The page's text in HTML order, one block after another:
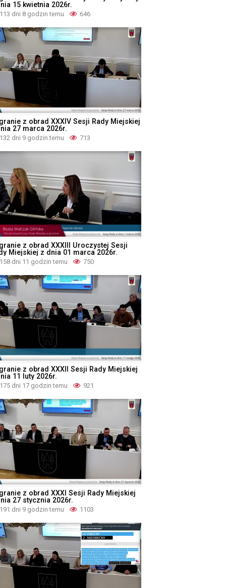
15 kwietnia 2026r.
113 dni 8 godzin temu 646
z obrad XXXIV Sesji Rady Miejskiej
27 marca 2026r.
132 dni 9 godzin temu 713
z obrad XXXIII Uroczystej Sesji
Miejskiej z dnia 01 marca 2026r.
158 dni 11 godzin temu 750
z obrad XXXII Sesji Rady Miejskiej
11 luty 2026r.
175 dni 17 godzin temu 921
z obrad XXXI Sesji Rady Miejskiej
27 stycznia 2026r.
191 dni 9 godzin temu 1103